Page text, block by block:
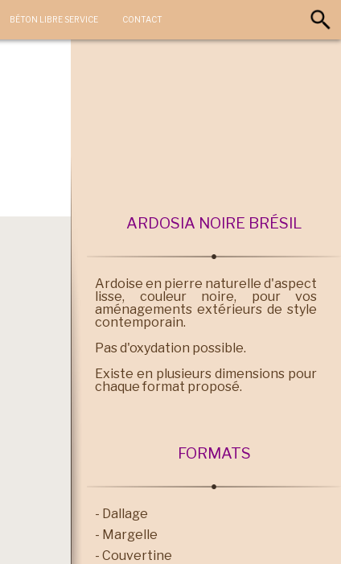
BÉTON LIBRE SERVICE CONTACT
ARDOSIA NOIRE BRÉSIL
Ardoise en pierre naturelle d'aspect
lisse, couleur noire, pour vos
aménagements extérieurs de style
contemporain.
Pas d'oxydation possible.
Existe en plusieurs dimensions pour
chaque format proposé.
FORMATS
- Dallage
- Margelle
- Couvertine